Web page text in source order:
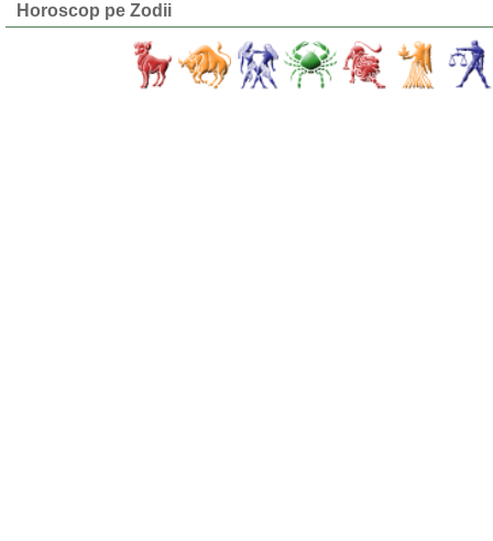
Horoscop pe Zodii